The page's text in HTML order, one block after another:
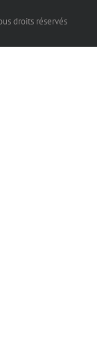
droits réservés